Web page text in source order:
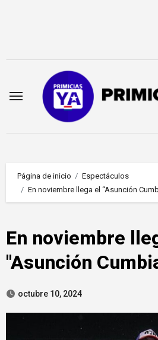
Página de inicio
Espectáculos
En noviembre llega el “Asunción
En noviembre
"Asunción
octubre 10, 2024